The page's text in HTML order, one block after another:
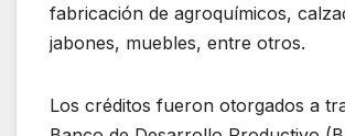
fabricación de agroquímicos,
jabones, muebles, entre otros.
Los créditos fueron otorgados a